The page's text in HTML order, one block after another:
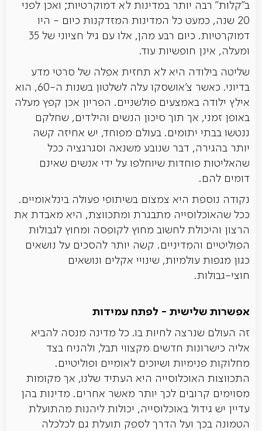
ב"קלות" רבה יותר במדינות לא דמוקרטיות; ואכן לפני
20 שנה, כמעט כל המדינות המזדקנות כיום - היו
דמוקרטיות. כיום רבע מהן, אלו עם גיל חציוני של 35
ומעלה, אינן חופשיות עוד.
שליטה בילודה היא לא תחזית אפלה של סרטי מדע
בדיוני. כאשר צ'אושסקו עלה לשלטון בשנות ה-60, הוא
אילץ ילודה באמצעים פולשניים. הפריון אכן קפץ מעלה
באופן זמני, אך תוך סיכון הנשים והילדים, שחלקם
ננטשו בבתי יתומים. בעולם מפוחד, יש אחיזה קשה
יותר בהגירה, דבר שנובע משנאה וסגרגציה ככל
שהאליטות פוחדות שיוחלפו על ידי אנשים שאינם
דומים להם.
נקודה נוספת היא צמצום בשיתופי פעולה בינלאומיים.
ככל שהאוכלוסייה מתבגרת ומתכווצת, היא מאבדת את
הרצון והיכולת לחשוב מחוץ לקופסה ומחוץ לגבולות
הפוליטיים והמדיניים. קשה יותר להסכים על נושאים
כגון מגפות עולמיות, שינויי אקלים ונושאים
חוצי-גבולות.
אפשרות שלישית - לפתח עמידות
זה העולם שנרצה לחיות בו. כל מדינה מנסה להביא
אליה כישרונות חדשים מקצווי תבל, ולהניח בצד
מחלוקות פנימיות ושיוכים לאומיים ופוליטיים.
התכווצות האוכלוסייה היא העתיד שלנו, אך מקומות
מסוימים קרובים לכך יותר מאשר אחרים. מדינות בהן
עדיין יש גידול באוכלוסייה, יכולות ליהנות מהתועלת
הטמונה בכך ועל הדרך לספק תועלת גם לכלכלה